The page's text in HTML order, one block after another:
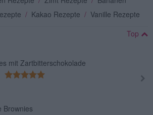
/ Kakao Rezepte / Vanille Rezepte
Top
mit Zartbitterschokolade
Brownies